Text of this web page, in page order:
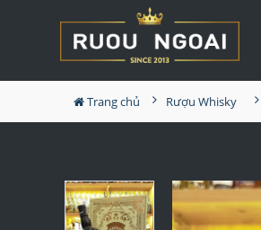
Trang chủ Rượu Whisky